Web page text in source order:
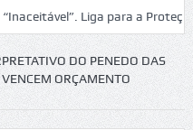
Liga para a Proteção da
Igreja do Castelo de Cerveira
DO PENEDO DAS
ORÇAMENTO